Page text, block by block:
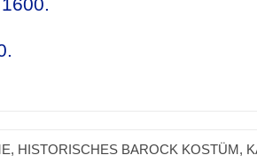
, HISTORISCHES BAROCK KOSTÜM,